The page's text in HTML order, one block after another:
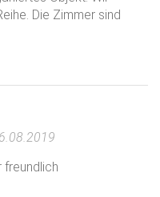
Heidegarten, Kita-
mit eigenen kleinen
Sportplatz,
Die Zimmer sind
freundlich